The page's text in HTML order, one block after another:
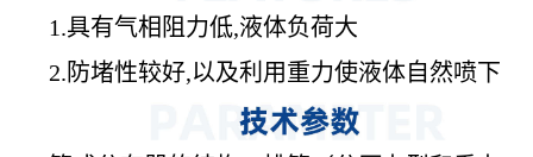
1.具有气相阻力低,液体负荷大
2. 防堵性较好,以及利用重力使液体自然喷下